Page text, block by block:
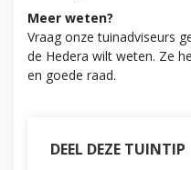
Meer weten?
Vraag onze tuinadviseurs
de Hedera wilt weten. Ze
en goede raad.
DEEL DEZE TUINTIP